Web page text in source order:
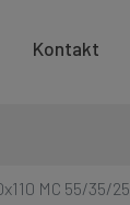
Kontakt
MC 55/35/25